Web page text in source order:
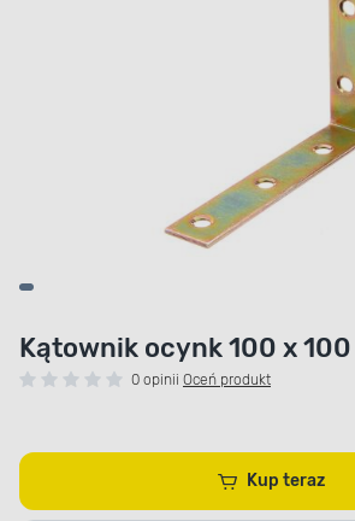
Kątownik ocynk 100 x 100
0 opinii Oceń produkt
Kup teraz